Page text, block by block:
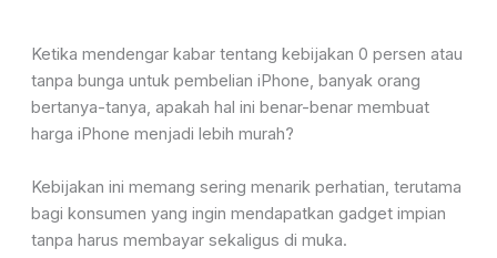
Ketika mendengar kabar tentang kebijakan 0 persen atau
tanpa bunga untuk pembelian iPhone, banyak orang
bertanya-tanya, apakah hal ini benar-benar membuat
harga iPhone menjadi lebih murah?
Kebijakan ini memang sering menarik perhatian, terutama
bagi konsumen yang ingin mendapatkan gadget impian
tanpa harus membayar sekaligus di muka.